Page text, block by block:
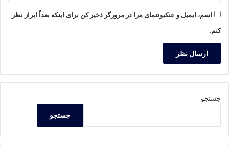
اسم، ایمیل و عنکبوتنمای مرا در مرورگر ذخیر کن برای اینکه بعداً ابراز نظر
کنم.
جستجو
جستجو